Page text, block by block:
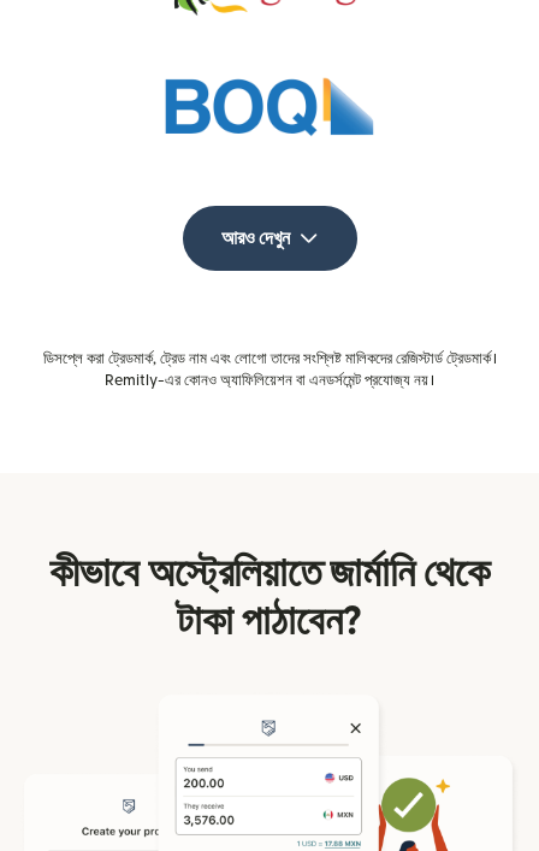
আরও দেখুন
ডিসপ্লে করা ট্রেডমার্ক, ট্রেড নাম এবং লোগো তাদের সংশ্লিষ্ট মালিকদের রেজিস্টার্ড ট্রেডমার্ক।
Remitly-এর কোনও অ্যাফিলিয়েশন বা এনডর্সমেন্ট প্রযোজ্য নয়।
কীভাবে অস্ট্রেলিয়াতে জার্মানি থেকে
টাকা পাঠাবেন?